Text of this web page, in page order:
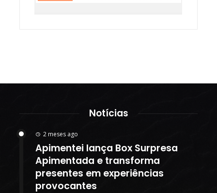
Notícias
2 meses ago
Apimentei lança Box Surpresa
Apimentada e transforma
presentes em experiências
provocantes